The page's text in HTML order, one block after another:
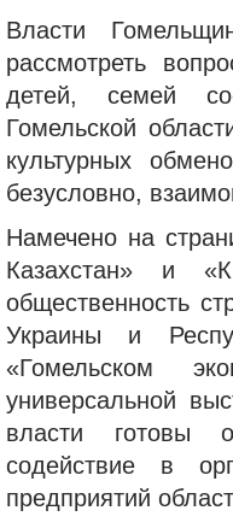
Власти
рассмотреть
детей, семей
Гомельской
культурных
безусловно,
Намечено на
Казахстан» и
общественность
Украины и
«Гомельском
универсальной
власти готовы
содействие в
предприятий